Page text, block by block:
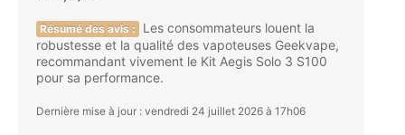
Résumé des avis :
Les consommateurs louent la
robustesse et la qualité des vapoteuses Geekvape,
recommandant vivement le Kit Aegis Solo 3 S100
pour sa performance.
Dernière mise à jour : vendredi 24 juillet 2026 à 17h06